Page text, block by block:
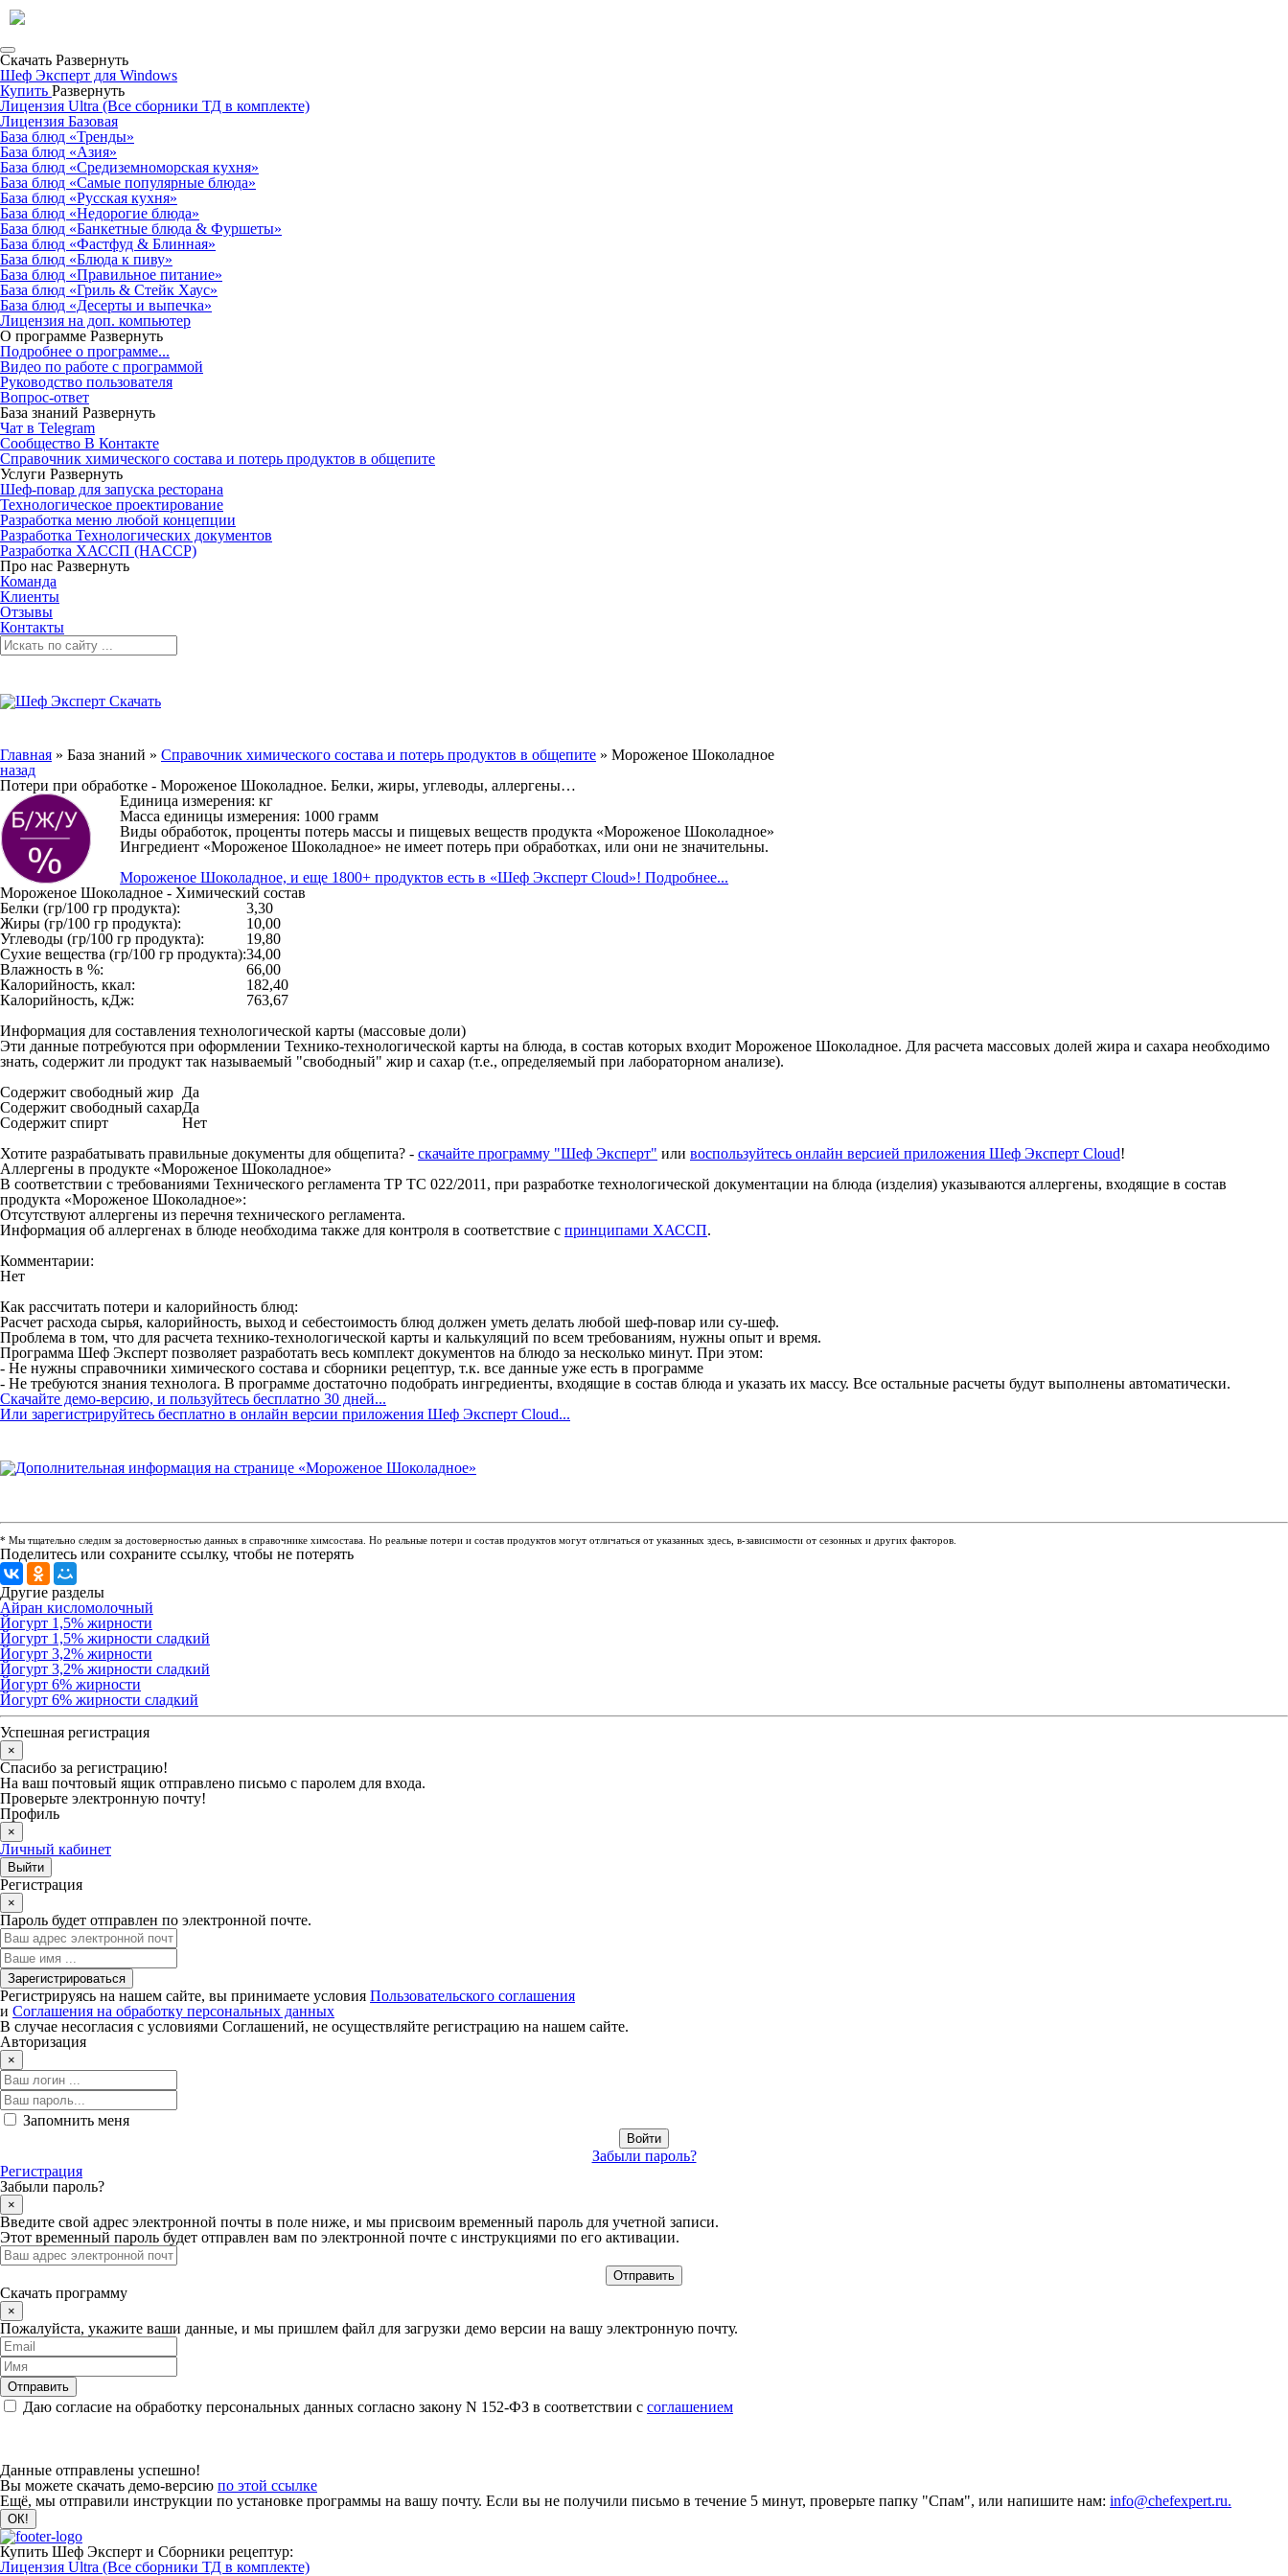
Скачать Развернуть
Шеф Эксперт для Windows
Купить Развернуть
Лицензия Ultra (Все сборники ТД в комплекте)
Лицензия Базовая
База блюд «Тренды»
База блюд «Азия»
База блюд «Средиземноморская кухня»
База блюд «Самые популярные блюда»
База блюд «Русская кухня»
База блюд «Недорогие блюда»
База блюд «Банкетные блюда & Фуршеты»
База блюд «Фастфуд & Блинная»
База блюд «Блюда к пиву»
База блюд «Правильное питание»
База блюд «Гриль & Стейк Хаус»
База блюд «Десерты и выпечка»
Лицензия на доп. компьютер
О программе Развернуть
Подробнее о программе...
Видео по работе с программой
Руководство пользователя
Вопрос-ответ
База знаний Развернуть
Чат в Telegram
Сообщество В Контакте
Справочник химического состава и потерь продуктов в общепите
Услуги Развернуть
Шеф-повар для запуска ресторана
Технологическое проектирование
Разработка меню любой концепции
Разработка Технологических документов
Разработка ХАССП (HACCP)
Про нас Развернуть
Команда
Клиенты
Отзывы
Контакты
Главная » База знаний » Справочник химического состава и потерь продуктов в общепите » Мороженое Шоколадное
назад
Потери при обработке - Мороженое Шоколадное. Белки, жиры, углеводы, аллергены…
Единица измерения: кг
Масса единицы измерения: 1000 грамм
Виды обработок, проценты потерь массы и пищевых веществ продукта «Мороженое Шоколадное»
Ингредиент «Мороженое Шоколадное» не имеет потерь при обработках, или они не значительны.
Мороженое Шоколадное, и еще 1800+ продуктов есть в «Шеф Эксперт Cloud»! Подробнее...
Мороженое Шоколадное - Химический состав
Белки (гр/100 гр продукта):
3,30
Жиры (гр/100 гр продукта):
10,00
Углеводы (гр/100 гр продукта):
19,80
Сухие вещества (гр/100 гр продукта):34,00
Влажность в %:
66,00
Калорийность, ккал:
182,40
Калорийность, кДж:
763,67
Информация для составления технологической карты (массовые доли)
Эти данные потребуются при оформлении Технико-технологической карты на блюда, в состав которых входит Мороженое Шоколадное. Для расчета массовых долей жира и сахара необходимо
знать, содержит ли продукт так называемый "свободный" жир и сахар (т.е., определяемый при лабораторном анализе).
Содержит свободный жир Да
Содержит свободный сахарДа
Содержит спирт
Нет
Хотите разрабатывать правильные документы для общепита? - скачайте программу "Шеф Эксперт" или воспользуйтесь онлайн версией приложения Шеф Эксперт Cloud!
Аллергены в продукте «Мороженое Шоколадное»
В соответствии с требованиями Технического регламента ТР ТС 022/2011, при разработке технологической документации на блюда (изделия) указываются аллергены, входящие в состав
продукта «Мороженое Шоколадное»:
Отсутствуют аллергены из перечня технического регламента.
Информация об аллергенах в блюде необходима также для контроля в соответствие с принципами ХАССП.
Комментарии:
Нет
Как рассчитать потери и калорийность блюд:
Расчет расхода сырья, калорийность, выход и себестоимость блюд должен уметь делать любой шеф-повар или су-шеф.
Проблема в том, что для расчета технико-технологической карты и калькуляций по всем требованиям, нужны опыт и время.
Программа Шеф Эксперт позволяет разработать весь комплект документов на блюдо за несколько минут. При этом:
- Не нужны справочники химического состава и сборники рецептур, т.к. все данные уже есть в программе
- Не требуются знания технолога. В программе достаточно подобрать ингредиенты, входящие в состав блюда и указать их массу. Все остальные расчеты будут выполнены автоматически.
Скачайте демо-версию, и пользуйтесь бесплатно 30 дней...
Или зарегистрируйтесь бесплатно в онлайн версии приложения Шеф Эксперт Cloud...
* Мы тщательно следим за достоверностью данных в справочнике химсостава. Но реальные потери и состав продуктов могут отличаться от указанных здесь, в-зависимости от сезонных и других факторов.
Поделитесь или сохраните ссылку, чтобы не потерять
Другие разделы
Айран кисломолочный
Йогурт 1,5% жирности
Йогурт 1,5% жирности сладкий
Йогурт 3,2% жирности
Йогурт 3,2% жирности сладкий
Йогурт 6% жирности
Йогурт 6% жирности сладкий
Успешная регистрация
×
Спасибо за регистрацию!
На ваш почтовый ящик отправлено письмо с паролем для входа.
Проверьте электронную почту!
Профиль
×
Личный кабинет
Регистрация
×
Пароль будет отправлен по электронной почте.
Регистрируясь на нашем сайте, вы принимаете условия Пользовательского соглашения
и Соглашения на обработку персональных данных
В случае несогласия с условиями Соглашений, не осуществляйте регистрацию на нашем сайте.
Авторизация
×
Запомнить меня
Забыли пароль?
Регистрация
Забыли пароль?
×
Введите свой адрес электронной почты в поле ниже, и мы присвоим временный пароль для учетной записи.
Этот временный пароль будет отправлен вам по электронной почте с инструкциями по его активации.
Скачать программу
×
Пожалуйста, укажите ваши данные, и мы пришлем файл для загрузки демо версии на вашу электронную почту.
Даю согласие на обработку персональных данных согласно закону N 152-ФЗ в соответствии с соглашением
Данные отправлены успешно!
Вы можете скачать демо-версию по этой ссылке
Ещё, мы отправили инструкции по установке программы на вашу почту. Если вы не получили письмо в течение 5 минут, проверьте папку "Спам", или напишите нам: info@chefexpert.ru.
Купить Шеф Эксперт и Сборники рецептур:
Лицензия Ultra (Все сборники ТД в комплекте)